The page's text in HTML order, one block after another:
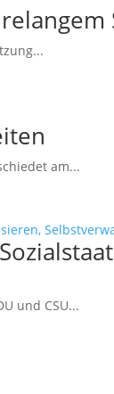
am...
und CSU...